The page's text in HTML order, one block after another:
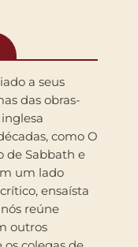
a seus
das obras-
como O
de Sabbath e
um lado
ensaísta
outros